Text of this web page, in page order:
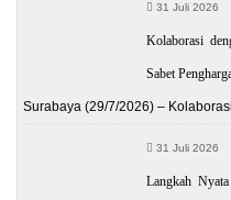
31 Juli 2026
Kolaborasi
Sabet
Surabaya (29/7/2026) –
31 Juli 2026
Langkah